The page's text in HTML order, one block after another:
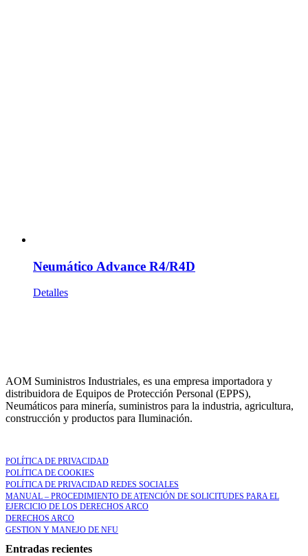
Neumático Advance R4/R4D
Detalles
AOM Suministros Industriales, es una empresa importadora y
distribuidora de Equipos de Protección Personal (EPPS),
Neumáticos para minería, suministros para la industria, agricultura,
construcción y productos para Iluminación.
POLÍTICA DE PRIVACIDAD
POLÍTICA DE COOKIES
POLÍTICA DE PRIVACIDAD REDES SOCIALES
MANUAL – PROCEDIMIENTO DE ATENCIÓN DE SOLICITUDES PARA EL
EJERCICIO DE LOS DERECHOS ARCO
DERECHOS ARCO
GESTION Y MANEJO DE NFU
Entradas recientes